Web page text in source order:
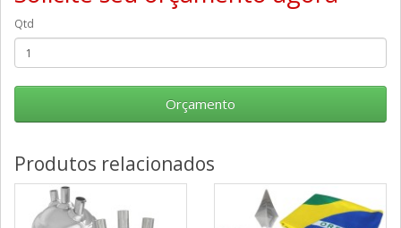
Qtd
Orçamento
Produtos relacionados